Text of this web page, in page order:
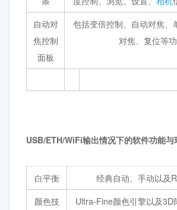
自动对
焦控制
面板
包括变倍控制、自动对焦、
对焦、复位等
USB/ETH/WiFi输出情况下的软件功能与
白平衡
经典自动、手动以及
颜色技
Ultra-Fine颜色引擎以及3D